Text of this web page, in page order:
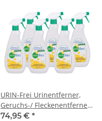
URIN-Frei Urinentferner,
Geruchs-/ Fleckenentferner
m. Bioenzymen 750 ml
74,95 € *